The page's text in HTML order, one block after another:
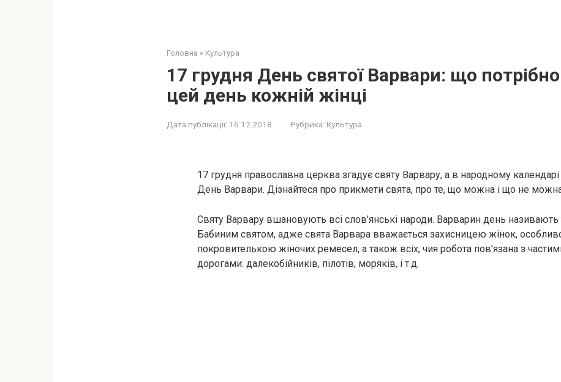
Головна » Культура
17 грудня День святої Варвари: що
цей день кожній жінці
Дата публікації: 16.12.2018 Рубрика: Культура
17 грудня православна церква згадує святу Варвару, а в народному календарі
День Варвари. Дізнайтеся про прикмети свята, про те, що можна і що не
Святу Варвару вшановують всі слов’янські народи. Варварин день
Бабиним святом, адже свята Варвара вважається захисницею жінок,
покровителькою жіночих ремесел, а також всіх, чия робота пов’язана з
дорогами: далекобійників, пілотів, моряків, і т.д.